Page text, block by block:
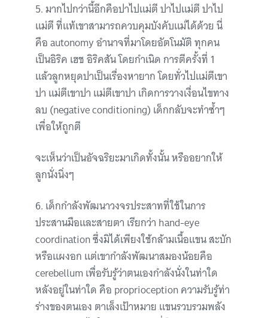
5. มากไปกว่านี้อีกคือปาไปแม่ตี ปาไปแม่ตี ปาไป
แม่ตี ที่แท้เขาสามารถควบคุมบังคับแม่ได้ด้วย นี่
คือ autonomy อำนาจที่มาโดยอัตโนมัติ ทุกคน
เป็นอิริค เฮช อิริคสัน โดยกำเนิด การตีครั้งที่ 1
แล้วลูกหยุดปาเป็นเรื่องหายาก โดยทั่วไปแม่ตีเขา
ปา แม่ตีเขาปา แม่ตีเขาปา เกิดการวางเงื่อนไขทาง
ลบ (negative conditioning) เด็กกลับจะทำซ้ำๆ
เพื่อให้ถูกตี
จะเห็นว่าเป็นอัจฉริยะมาเกิดทั้งนั้น หรืออยากให้
ลูกนั่งนิ่งๆ
6. เด็กกำลังพัฒนาวงจรประสาทที่ใช้ในการ
ประสานมือและสายตา เรียกว่า hand-eye
coordination ซึ่งมิได้เพียงใช้กล้ามเนื้อแขน สะบัก
หรือแผงอก แต่เขากำลังพัฒนาสมองน้อยคือ
cerebellum เพื่อรับรู้ว่าตนเองกำลังนั่งในท่าใด
หลังอยู่ในท่าใด คือ proprioception ความรับรู้ท่า
ร่างของตนเอง ตาเล็งเป้าหมาย แขนรวบรวมพลัง